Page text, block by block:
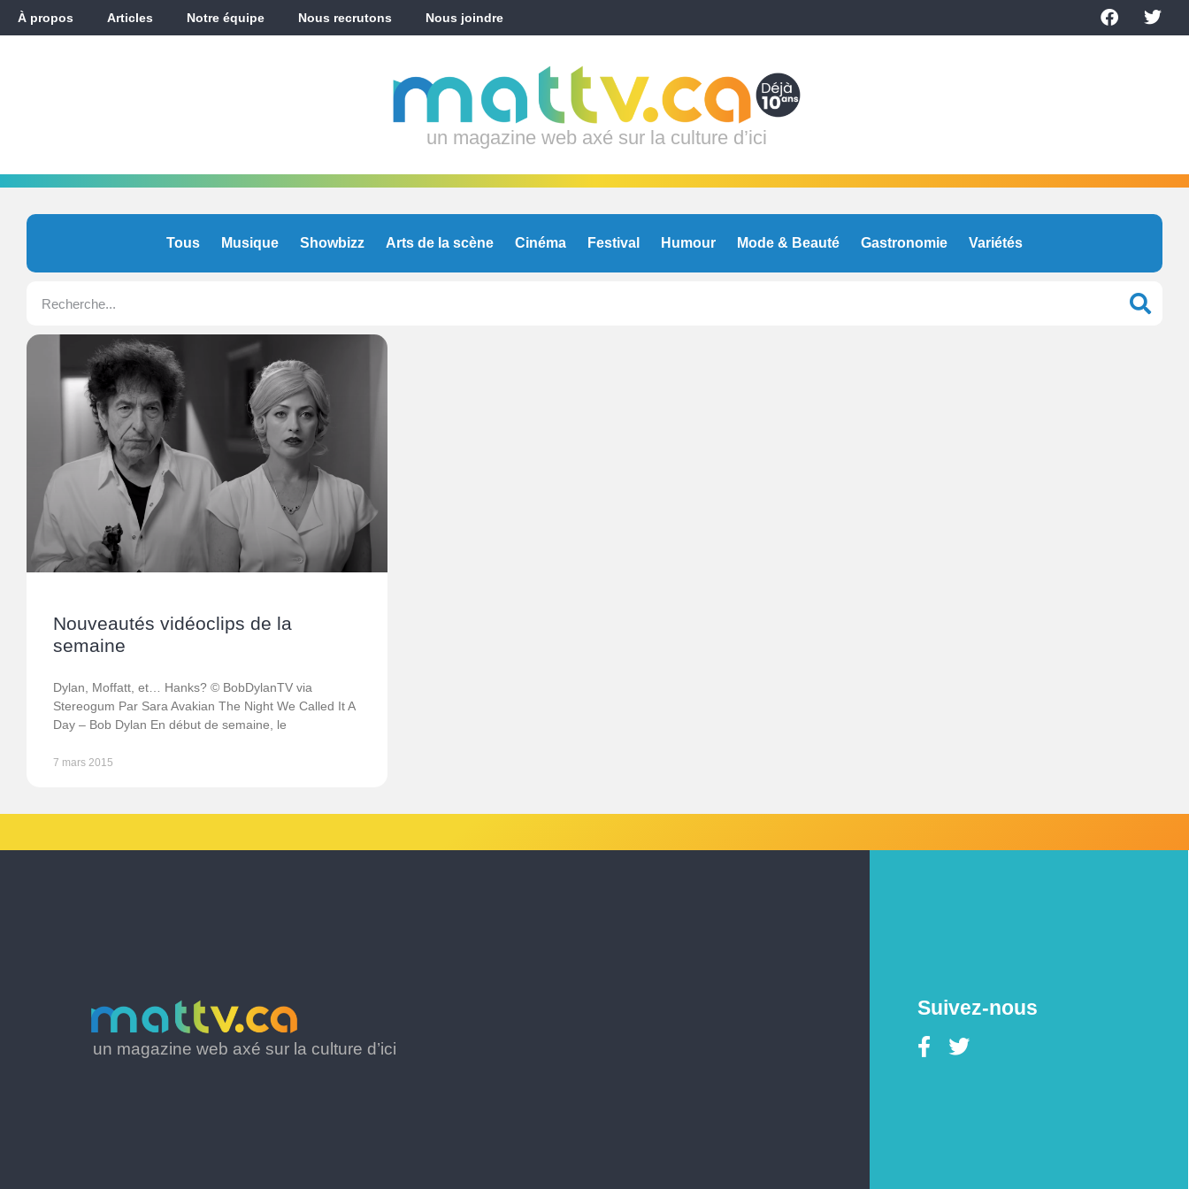
À propos Articles Notre équipe Nous recrutons Nous joindre
un magazine web axé sur la culture d’ici
Tous Musique Showbizz Arts de la scène Cinéma Festival Humour Mode & Beauté Gastronomie Variétés
Nouveautés vidéoclips de la
semaine
Dylan, Moffatt, et… Hanks? © BobDylanTV via
Stereogum Par Sara Avakian The Night We Called It A
Day – Bob Dylan En début de semaine, le
7 mars 2015
un magazine web axé sur la culture d’ici
Suivez-nous